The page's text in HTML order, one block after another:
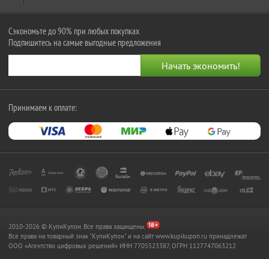
Сэкономьте до 90% при любых покупках
Подпишитесь на самые выгодные предложения
Принимаем к оплате:
2010-2026 © КупиКупон. Все права защищены.
Все права на товарный знак "КупиКупон" и на сайт www.kupikupon.ru принадлежат
OOO «Агентство цифровых решений» ИНН 7705523387, ОГРН 1127747063212